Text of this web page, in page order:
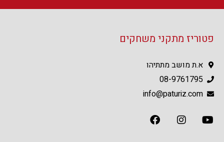
פטוריז מתקני משחקים
א.ת מושב מתתיהו
08-9761795
info@paturiz.com